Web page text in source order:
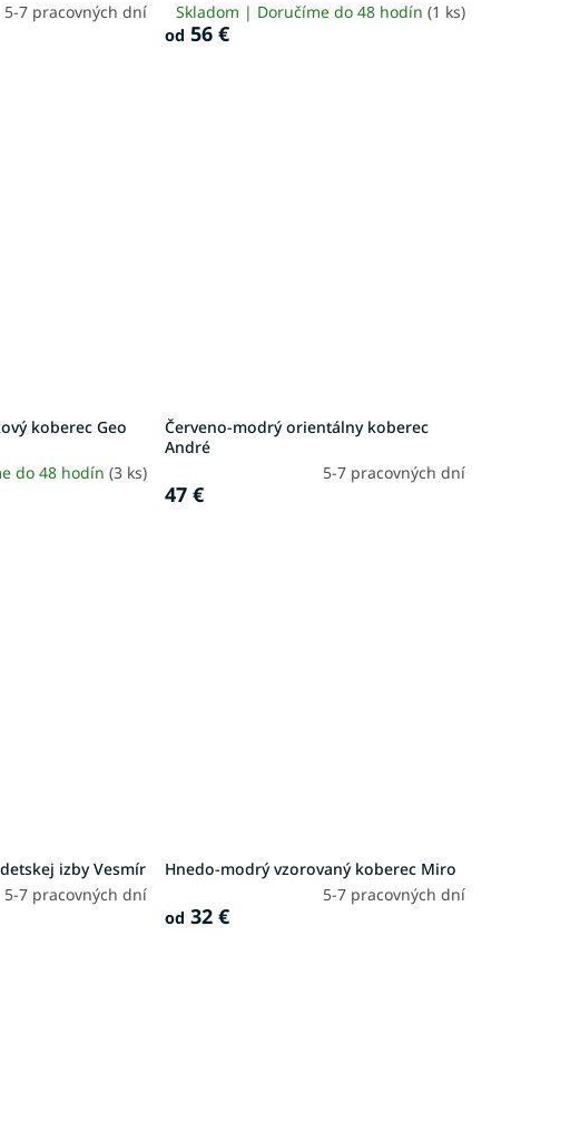
5-7 pracovných dní
Skladom | Doručíme do 48 hodín (1 ks)
od 56 €
koberec Geo
do 48 hodín (3 ks)
Červeno-modrý orientálny koberec
André
5-7 pracovných dní
47 €
izby Vesmír
5-7 pracovných dní
Hnedo-modrý vzorovaný koberec Miro
5-7 pracovných dní
od 32 €